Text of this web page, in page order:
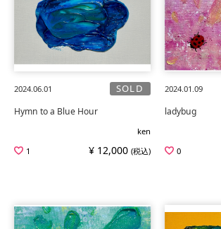
2024.06.01 SOLD
Hymn to a Blue Hour
ken
1
¥ 12,000 (税込)
2024.01.09
ladybug
0